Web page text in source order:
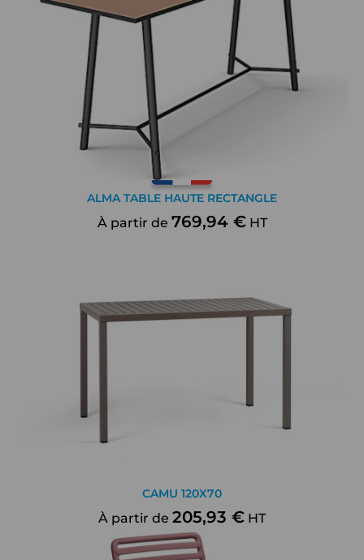
ALMA TABLE HAUTE RECTANGLE
À partir de 769,94 €HT
CAMU 120X70
À partir de 205,93 € HT